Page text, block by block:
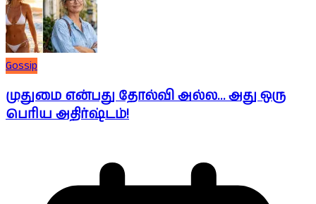
Gossip
முதுமை என்பது தோல்வி அல்ல… அது ஒரு
பெரிய அதிர்ஷ்டம்!